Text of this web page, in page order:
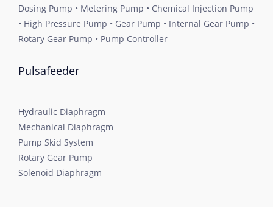
Dosing Pump • Metering Pump • Chemical Injection Pump
• High Pressure Pump • Gear Pump • Internal Gear Pump •
Rotary Gear Pump • Pump Controller
Pulsafeeder
Hydraulic Diaphragm
Mechanical Diaphragm
Pump Skid System
Rotary Gear Pump
Solenoid Diaphragm